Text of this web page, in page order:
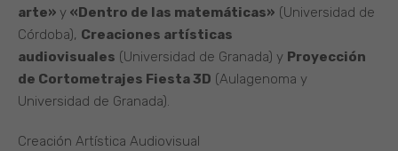
arte» y «Dentro de las matemáticas» (Universidad de
Córdoba), Creaciones artísticas
audiovisuales (Universidad de Granada) y Proyección
de Cortometrajes Fiesta 3D (Aulagenoma y
Universidad de Granada).
Creación Artística Audiovisual